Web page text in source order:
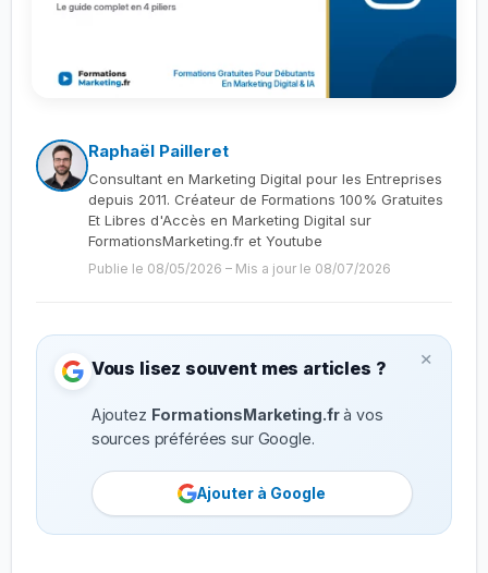
Raphaël Pailleret
Consultant en Marketing Digital pour les Entreprises
depuis 2011. Créateur de Formations 100% Gratuites
Et Libres d'Accès en Marketing Digital sur
FormationsMarketing.fr et Youtube
Publie le 08/05/2026 – Mis a jour le 08/07/2026
×
Vous lisez souvent mes articles ?
Ajoutez FormationsMarketing.frà vos
sources préférées sur Google.
Ajouter à Google